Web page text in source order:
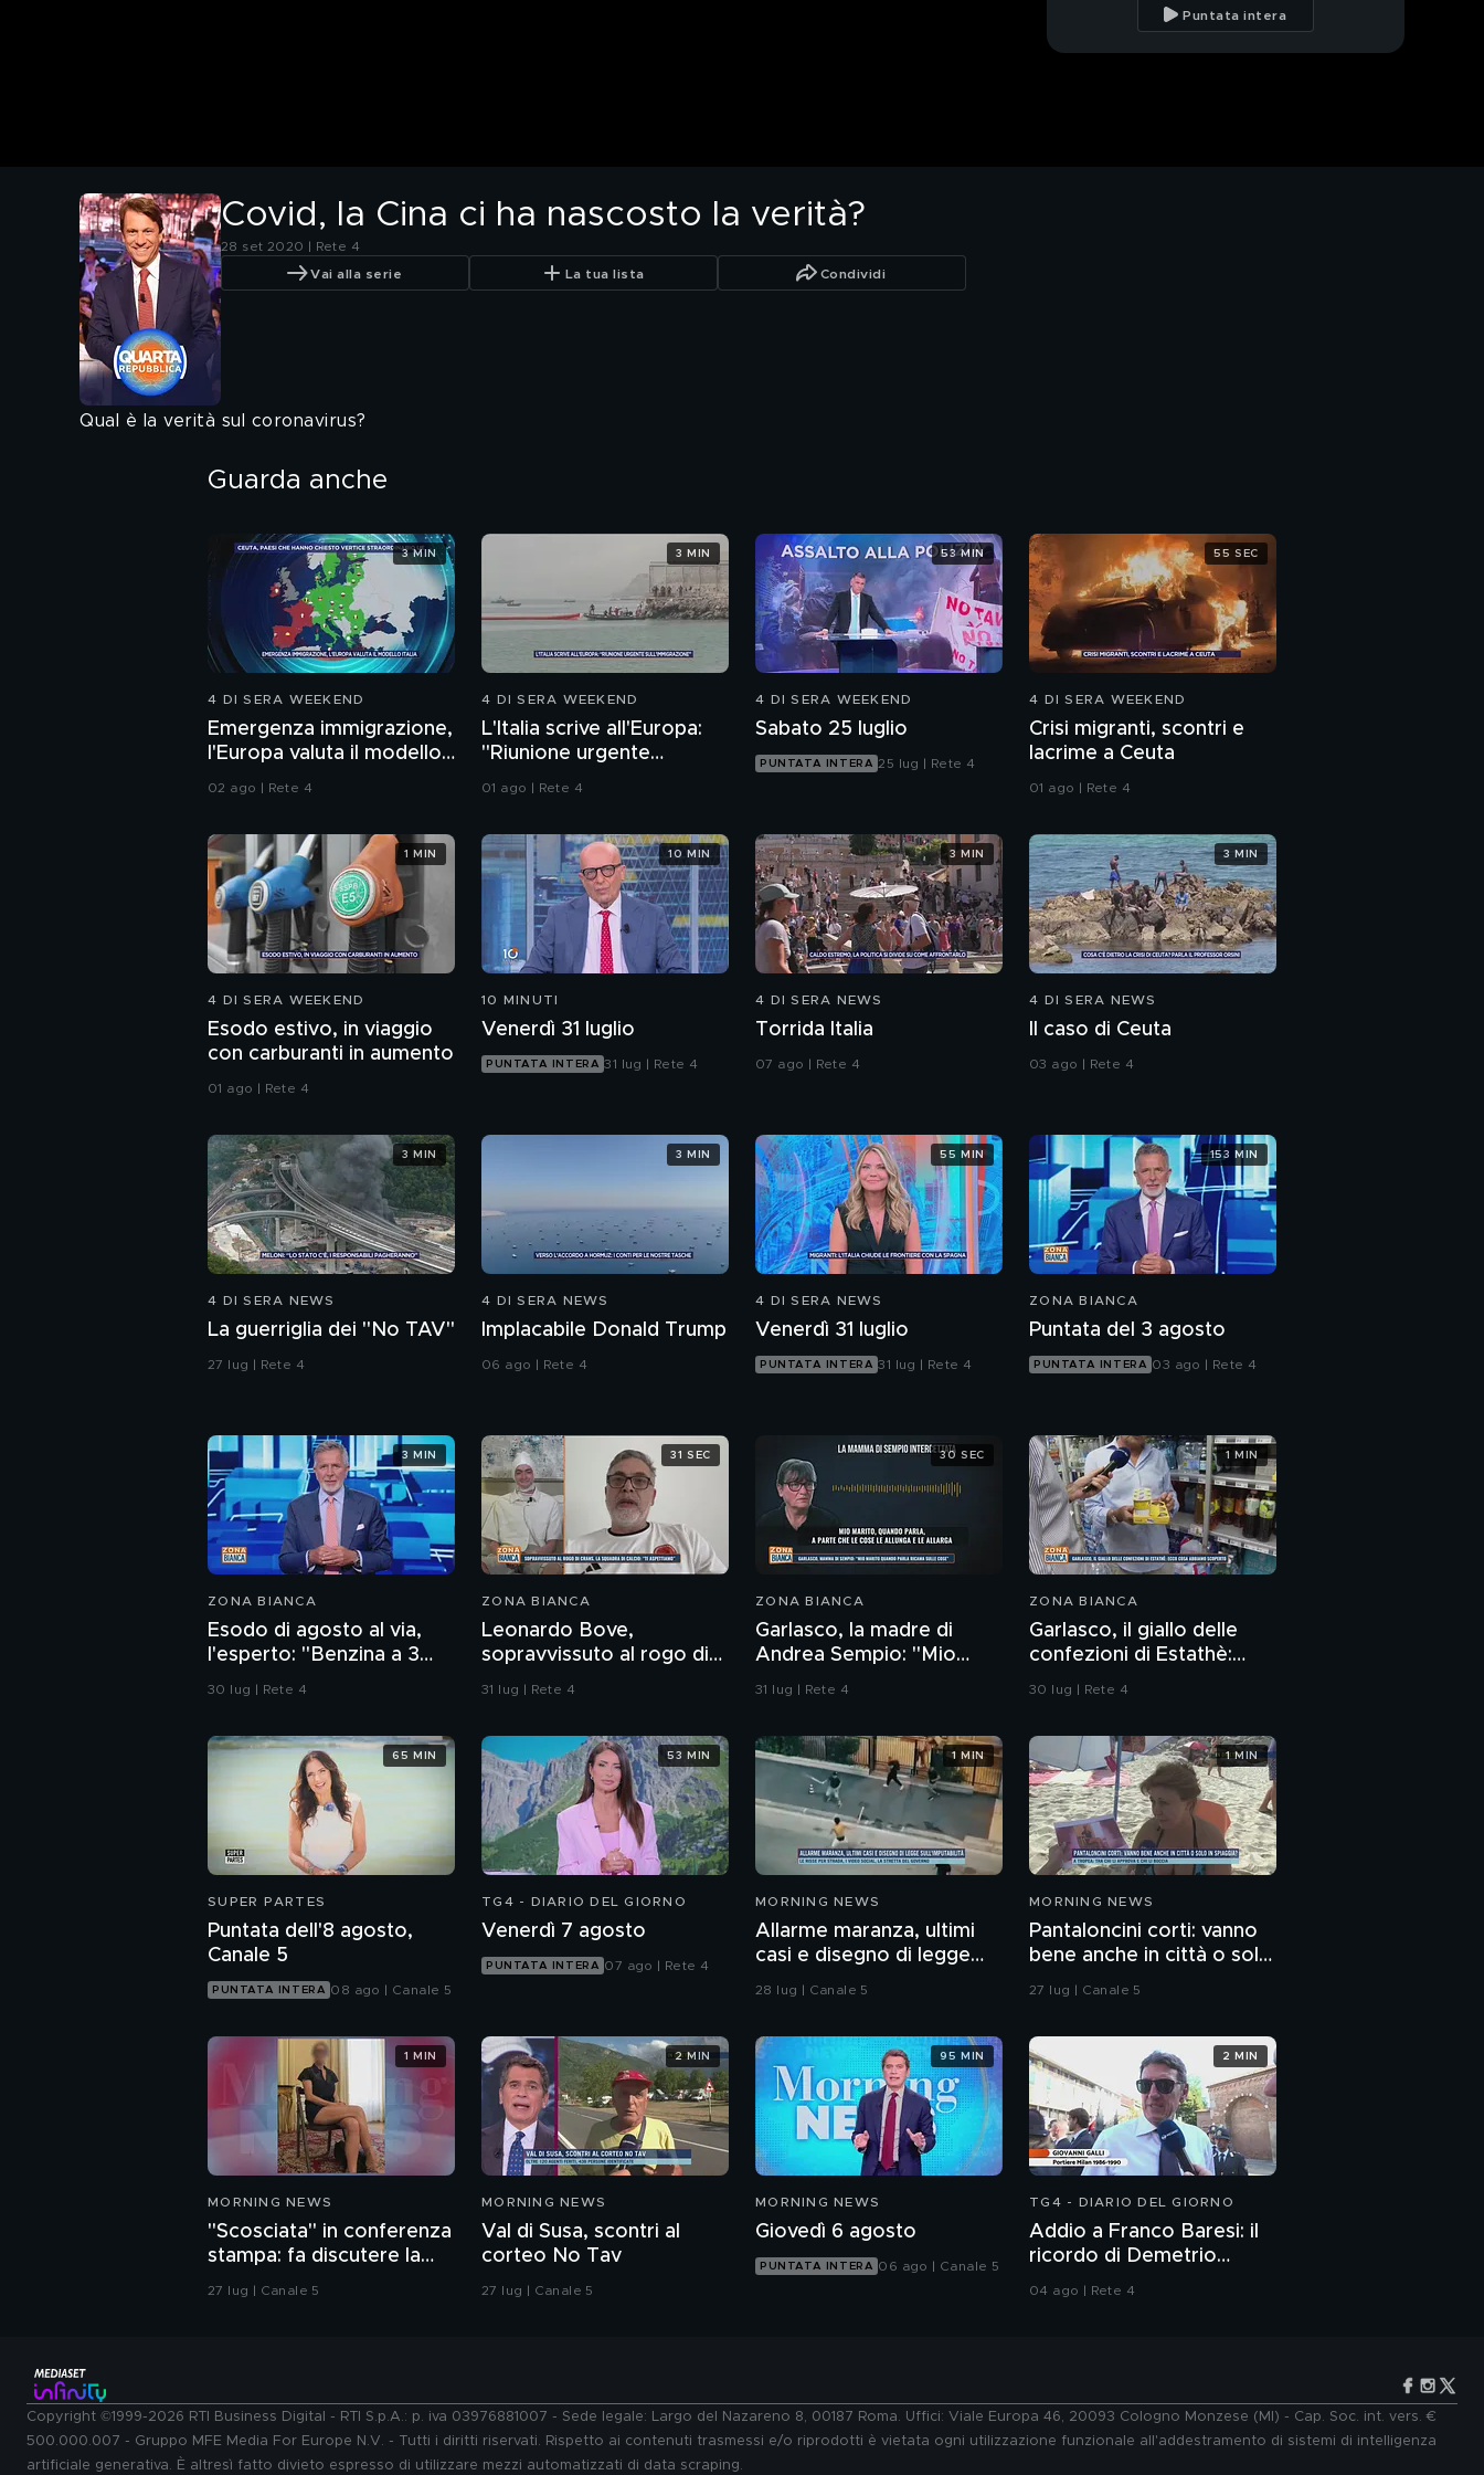
La verità sui numeri del
Covid
La Cina è responsabile
della pandemia?
nascosto la verità?
PROSSIMO VIDEO
Gene Gnocchi, Vittorio
Sgarbi e le mascherine
Gli sbarchi in Sardegna
La chiusura di Gene
Gnocchi
Puntata intera
Covid, la Cina ci ha nascosto la verità?
28 set 2020 | Rete 4
Vai alla serie La tua lista Condividi
Qual è la verità sul coronavirus?
Guarda anche
4 DI SERA WEEKEND
Emergenza immigrazione,
l'Europa valuta il modello
02 ago | Rete 4
3 MIN
4 DI SERA WEEKEND
L'Italia scrive all'Europa:
"Riunione urgente
sull'immigrazione"
01 ago | Rete 4
3 MIN
4 DI SERA WEEKEND
Sabato 25 luglio
PUNTATA INTERA 25 lug | Rete 4
53 MIN
4 DI SERA WEEKEND
Crisi migranti, scontri e
lacrime a Ceuta
01 ago | Rete 4
55 SEC
4 DI SERA WEEKEND
Esodo estivo, in viaggio
con carburanti in aumento
01 ago | Rete 4
1 MIN
10 MINUTI
Venerdì 31 luglio
PUNTATA INTERA 31 lug | Rete 4
10 MIN
4 DI SERA NEWS
Torrida Italia
07 ago | Rete 4
3 MIN
4 DI SERA NEWS
Il caso di Ceuta
03 ago | Rete 4
3 MIN
4 DI SERA NEWS
La guerriglia dei "No TAV"
27 lug | Rete 4
3 MIN
4 DI SERA NEWS
Implacabile Donald Trump
06 ago | Rete 4
3 MIN
4 DI SERA NEWS
Venerdì 31 luglio
PUNTATA INTERA 31 lug | Rete 4
55 MIN
ZONA BIANCA
Puntata del 3 agosto
PUNTATA INTERA 03 ago | Rete 4
153 MIN
ZONA BIANCA
Esodo di agosto al via,
l'esperto: "Benzina a 3
euro? Non lo escludo"
30 lug | Rete 4
3 MIN
ZONA BIANCA
Leonardo Bove,
sopravvissuto al rogo di
Crans-Montana, la
31 lug | Rete 4
31 SEC
ZONA BIANCA
Garlasco, la madre di
Andrea Sempio: "Mio
marito quando parla
31 lug | Rete 4
30 SEC
ZONA BIANCA
Garlasco, il giallo delle
confezioni di Estathè:
ecco cosa abbiamo
30 lug | Rete 4
1 MIN
SUPER PARTES
Puntata dell'8 agosto,
Canale 5
PUNTATA INTERA 08 ago | Canale 5
65 MIN
TG4 - DIARIO DEL GIORNO
Venerdì 7 agosto
PUNTATA INTERA 07 ago | Rete 4
53 MIN
MORNING NEWS
Allarme maranza, ultimi
casi e disegno di legge
sull'imputabilità
28 lug | Canale 5
1 MIN
MORNING NEWS
Pantaloncini corti: vanno
bene anche in città o solo
in spiaggia?
27 lug | Canale 5
1 MIN
MORNING NEWS
"Scosciata" in conferenza
stampa: fa discutere la
vicesindaca di Livorno
27 lug | Canale 5
1 MIN
MORNING NEWS
Val di Susa, scontri al
corteo No Tav
27 lug | Canale 5
2 MIN
MORNING NEWS
Giovedì 6 agosto
PUNTATA INTERA 06 ago | Canale 5
95 MIN
TG4 - DIARIO DEL GIORNO
Addio a Franco Baresi: il
ricordo di Demetrio
Albertini, Clarence
04 ago | Rete 4
2 MIN
Copyright ©1999-2026 RTI Business Digital - RTI S.p.A.: p. iva 03976881007 - Sede legale: Largo del Nazareno 8, 00187 Roma. Uffici: Viale Europa 46, 20093 Cologno Monzese (MI) - Cap. Soc. int. vers. €
500.000.007 - Gruppo MFE Media For Europe N.V. - Tutti i diritti riservati. Rispetto ai contenuti trasmessi e/o riprodotti è vietata ogni utilizzazione funzionale all'addestramento di sistemi di intelligenza
artificiale generativa. È altresì fatto divieto espresso di utilizzare mezzi automatizzati di data scraping.